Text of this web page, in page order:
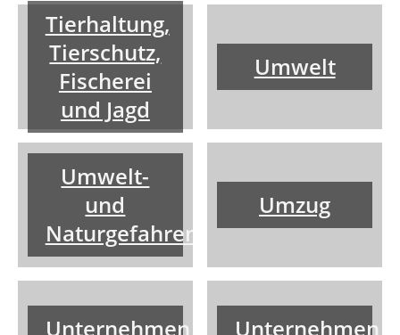
Tierhaltung,
Tierschutz,
Fischerei
und Jagd
Umwelt
Umwelt-
und
Naturgefahren
Umzug
Unternehmen
Unternehmen